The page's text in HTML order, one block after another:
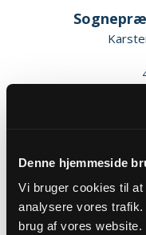
Denne hjemmeside
Vi bruger cookies til
analysere vores
brug af vores website.